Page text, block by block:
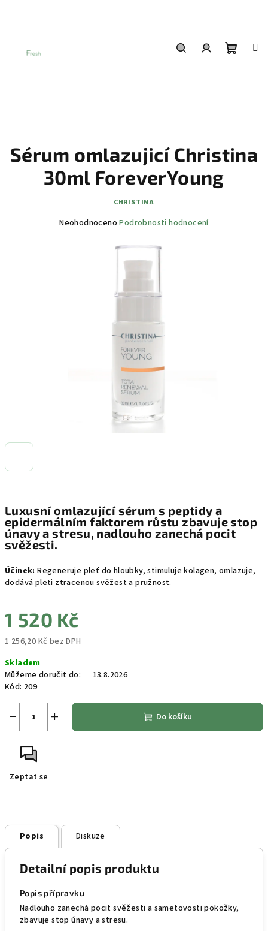
Luxusní omlazující sérum s peptidy a
epidermálním faktorem růstu zbavuje stop
únavy a stresu, nadlouho zanechá pocit
svěžesti.
Účinek: Regeneruje pleť do hloubky, stimuluje kolagen, omlazuje,
dodává pleti ztracenou svěžest a pružnost.
1 520 Kč
1 256,20 Kč bez DPH
cena:
Skladem
Můžeme doručit do:
13.8.2026
Kód: 209
+
− Do košíku
Zeptat se
Sérum omlazujicí Christina
30ml ForeverYoung
CHRISTINA
Průměrné
Neohodnoceno Podrobnosti hodnocení
Popis Diskuze
Detailní popis produktu
Popis přípravku
Nadlouho zanechá pocit svěžesti a sametovosti pokožky,
zbavuje stop únavy a stresu.